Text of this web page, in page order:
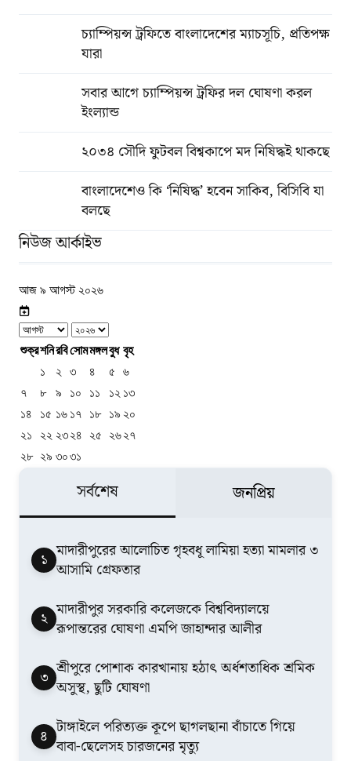
চ্যাম্পিয়ন্স ট্রফিতে বাংলাদেশের ম্যাচসূচি, প্রতিপক্ষ
যারা
সবার আগে চ্যাম্পিয়ন্স ট্রফির দল ঘোষণা করল
ইংল্যান্ড
২০৩৪ সৌদি ফুটবল বিশ্বকাপে মদ নিষিদ্ধই থাকছে
বাংলাদেশেও কি ‘নিষিদ্ধ’ হবেন সাকিব, বিসিবি যা
বলছে
নিউজ আর্কাইভ
আজ ৯ আগস্ট ২০২৬
শুক্রশনিরবিসোমমঙ্গলবুধ বৃহ
১
২ ৩ ৪ ৫
৬
৭
৮ ৯ ১০ ১১ ১২ ১৩
১৪
১৫ ১৬ ১৭ ১৮ ১৯ ২০
২১
২২ ২৩২৪ ২৫ ২৬২৭
২৮ ২৯ ৩০৩১
সর্বশেষ জনপ্রিয়
১ মাদারীপুরের আলোচিত গৃহবধূ লামিয়া হত্যা মামলার ৩
আসামি গ্রেফতার
২ মাদারীপুর সরকারি কলেজকে বিশ্ববিদ্যালয়ে
রূপান্তরের ঘোষণা এমপি জাহান্দার আলীর
৩ শ্রীপুরে পোশাক কারখানায় হঠাৎ অর্ধশতাধিক শ্রমিক
অসুস্থ, ছুটি ঘোষণা
৪ টাঙ্গাইলে পরিত্যক্ত কূপে ছাগলছানা বাঁচাতে গিয়ে
বাবা-ছেলেসহ চারজনের মৃত্যু